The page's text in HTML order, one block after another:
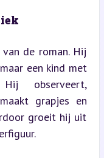
de roman. Hij
een kind met
observeert,
grapjes en
groeit hij uit